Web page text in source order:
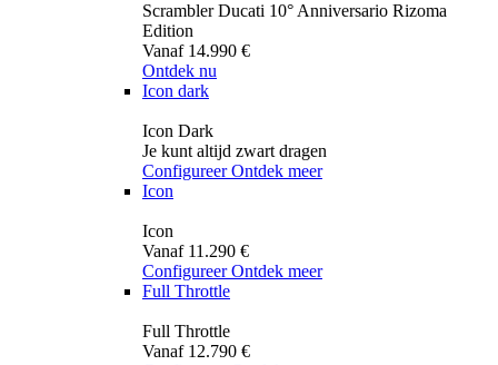
Scrambler Ducati 10° Anniversario Rizoma
Edition
Vanaf 14.990 €
Ontdek nu
Icon dark
Icon Dark
Je kunt altijd zwart dragen
Configureer Ontdek meer
Icon
Icon
Vanaf 11.290 €
Configureer Ontdek meer
Full Throttle
Full Throttle
Vanaf 12.790 €